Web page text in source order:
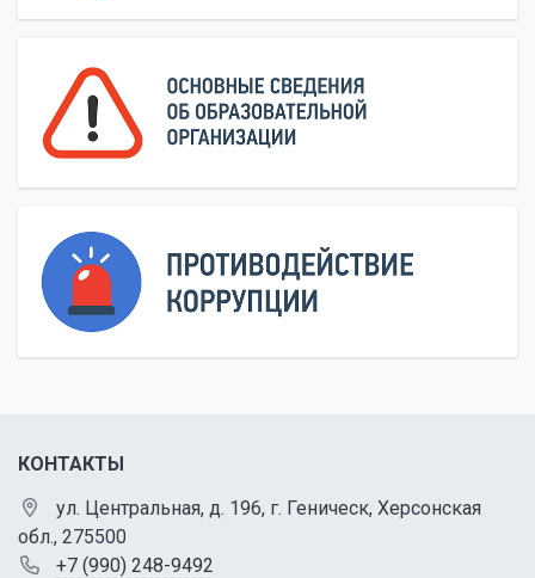
КОНТАКТЫ
ул. Центральная, д. 196, г. Геническ, Херсонская
обл., 275500
+7 (990) 248-9492